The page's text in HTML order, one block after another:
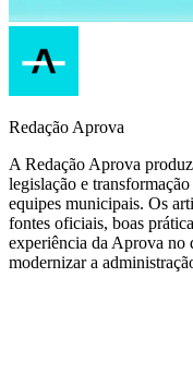
Redação Aprova
A Redação Aprova
legislação e
equipes municipais. Os
fontes oficiais, boas
experiência da Aprova no
modernizar a